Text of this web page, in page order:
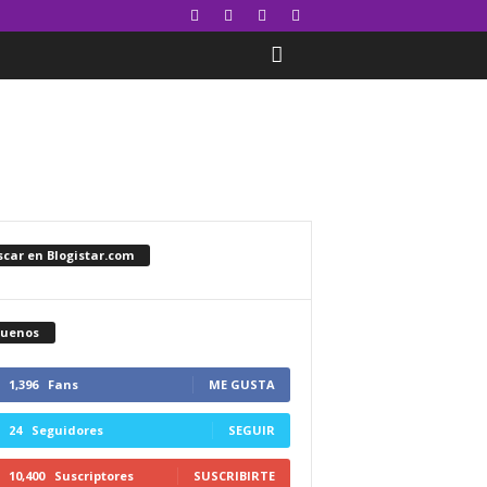
en Blogistar.com
1,396 Fans ME GUSTA
24 Seguidores SEGUIR
10,400 Suscriptores SUSCRIBIRTE